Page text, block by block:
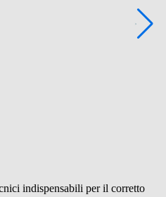
indispensabili per il corretto